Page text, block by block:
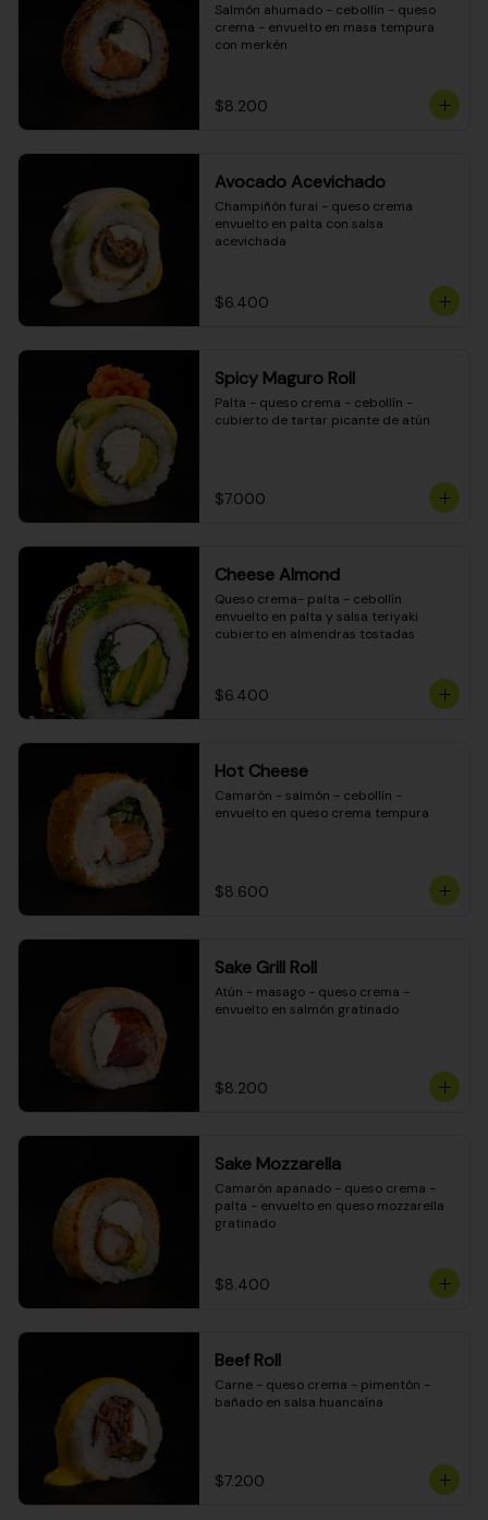
Salmón ahumado - cebollín - queso
crema - envuelto en masa tempura
con merkén
$8.200
Avocado Acevichado
Champiñón furai - queso crema
envuelto en palta con salsa
acevichada
$6.400
Spicy Maguro Roll
Palta - queso crema - cebollín -
cubierto de tartar picante de atún
$7.000
Cheese Almond
Queso crema- palta - cebollín
envuelto en palta y salsa teriyaki
cubierto en almendras tostadas
$6.400
Hot Cheese
Camarón - salmón - cebollín -
envuelto en queso crema tempura
$8.600
Sake Grill Roll
Atún - masago - queso crema -
envuelto en salmón gratinado
$8.200
Sake Mozzarella
Camarón apanado - queso crema -
palta - envuelto en queso mozzarella
gratinado
$8.400
Beef Roll
Carne - queso crema - pimentón -
bañado en salsa huancaína
$7.200